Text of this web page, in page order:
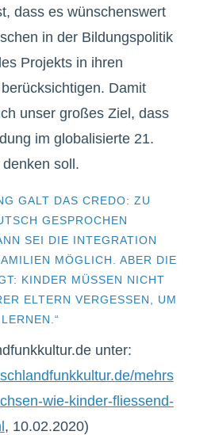
dass es wünschenswert
in der Bildungspolitik
Projekts in ihren
Damit
unser großes Ziel, dass
im globalisierte 21.
soll.
GALT DAS CREDO: ZU
GESPROCHEN
SEI DIE INTEGRATION
MÖGLICH. ABER DIE
KINDER MÜSSEN NICHT
ELTERN VERGESSEN, UM
unter:
mehrs
wie-kinder-fliessend-
, 10.02.2020)